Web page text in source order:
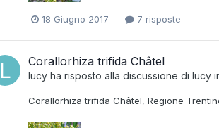
18 Giugno 2017 7 risposte
Corallorhiza trifida Châtel
lucy ha risposto alla discussione di lucy
Corallorhiza trifida Châtel, Regione